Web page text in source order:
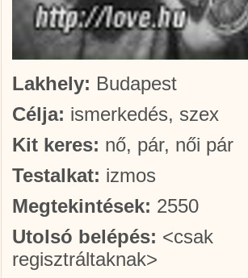
Lakhely: Budapest
Célja: ismerkedés, szex
Kit keres: nő, pár, női pár
Testalkat: izmos
Megtekintések: 2550
Utolsó belépés: <csak
regisztráltaknak>